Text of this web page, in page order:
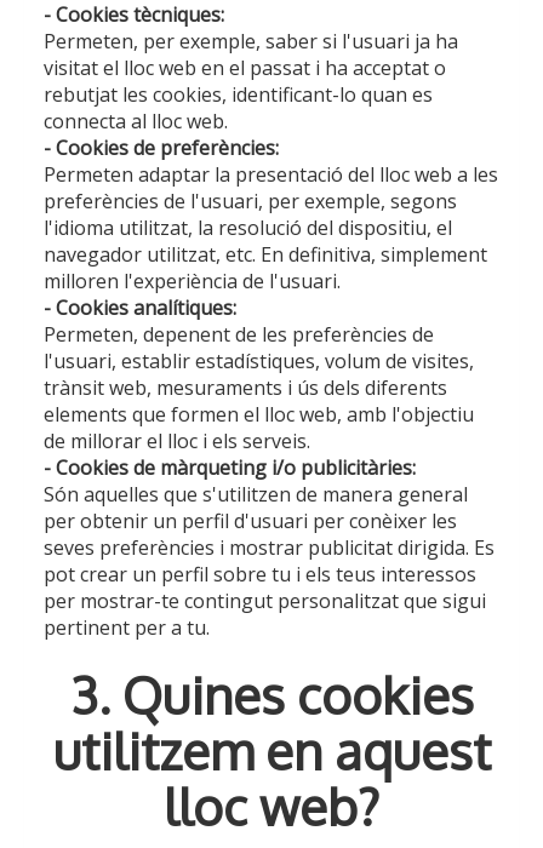
- Cookies tècniques:
Permeten, per exemple, saber si l'usuari ja ha
visitat el lloc web en el passat i ha acceptat o
rebutjat les cookies, identificant-lo quan es
connecta al lloc web.
- Cookies de preferències:
Permeten adaptar la presentació del lloc web a les
preferències de l'usuari, per exemple, segons
l'idioma utilitzat, la resolució del dispositiu, el
navegador utilitzat, etc. En definitiva, simplement
milloren l'experiència de l'usuari.
- Cookies analítiques:
Permeten, depenent de les preferències de
l'usuari, establir estadístiques, volum de visites,
trànsit web, mesuraments i ús dels diferents
elements que formen el lloc web, amb l'objectiu
de millorar el lloc i els serveis.
- Cookies de màrqueting i/o publicitàries:
Són aquelles que s'utilitzen de manera general
per obtenir un perfil d'usuari per conèixer les
seves preferències i mostrar publicitat dirigida. Es
pot crear un perfil sobre tu i els teus interessos
per mostrar-te contingut personalitzat que sigui
pertinent per a tu.
3. Quines cookies
utilitzem en aquest
lloc web?